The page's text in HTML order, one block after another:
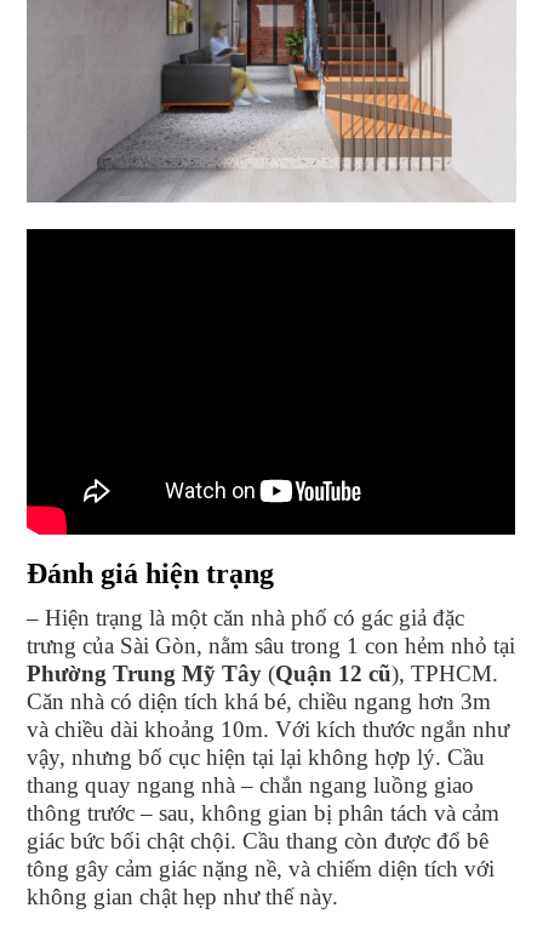
Đánh giá hiện trạng
– Hiện trạng là một căn nhà phố có gác giả đặc
trưng của Sài Gòn, nằm sâu trong 1 con hẻm nhỏ tại
Phường Trung Mỹ Tây (Quận 12 cũ), TPHCM.
Căn nhà có diện tích khá bé, chiều ngang hơn 3m
và chiều dài khoảng 10m. Với kích thước ngắn như
vậy, nhưng bố cục hiện tại lại không hợp lý. Cầu
thang quay ngang nhà – chắn ngang luồng giao
thông trước – sau, không gian bị phân tách và cảm
giác bức bối chật chội. Cầu thang còn được đổ bê
tông gây cảm giác nặng nề, và chiếm diện tích với
không gian chật hẹp như thế này.